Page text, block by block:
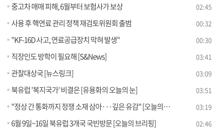
중고차 매매 피해, 6월부터 보험사가 보상 02:45
사용 후 핵연료 관리 정책 재검토위원회 출범 00:32
"KF-16D 사고, 연료공급장치 막혀 발생" 00:30
직장인도 방학이 필요해 [S&News] 03:41
관찰대상국 [뉴스링크] 03:09
북유럽 '복지국가' 비결은 [유용화의 오늘의 눈] 03:51
"정상 간 통화까지 정쟁 소재 삼아···깊은 유감" [오늘의 브리핑] 03:19
6월 9일~16일 북유럽 3개국 국빈방문 [오늘의 브리핑] 02:46